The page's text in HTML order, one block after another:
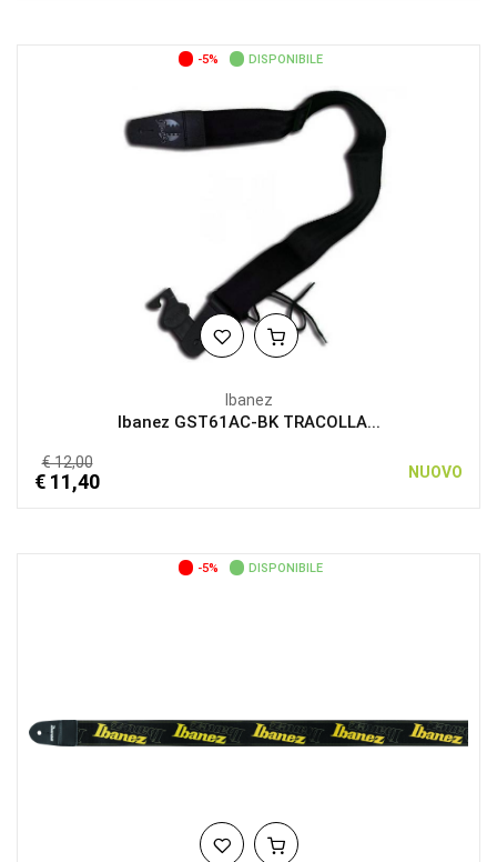
-5% DISPONIBILE
Ibanez
Ibanez GST61AC-BK TRACOLLA...
€ 12,00
€ 11,40 NUOVO
-5% DISPONIBILE